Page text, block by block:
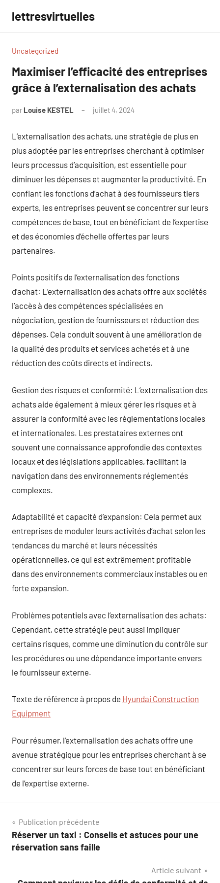
contenu
lettresvirtuelles
Uncategorized
Maximiser l’efficacité des entreprises
grâce à l’externalisation des achats
par Louise KESTEL juillet 4, 2024
L’externalisation des achats, une stratégie de plus en
plus adoptée par les entreprises cherchant à optimiser
leurs processus d’acquisition, est essentielle pour
diminuer les dépenses et augmenter la productivité. En
confiant les fonctions d’achat à des fournisseurs tiers
experts, les entreprises peuvent se concentrer sur leurs
compétences de base, tout en bénéficiant de l’expertise
et des économies d’échelle offertes par leurs
partenaires.
Points positifs de l’externalisation des fonctions
d’achat: L’externalisation des achats offre aux sociétés
l’accès à des compétences spécialisées en
négociation, gestion de fournisseurs et réduction des
dépenses. Cela conduit souvent à une amélioration de
la qualité des produits et services achetés et à une
réduction des coûts directs et indirects.
Gestion des risques et conformité: L’externalisation des
achats aide également à mieux gérer les risques et à
assurer la conformité avec les réglementations locales
et internationales. Les prestataires externes ont
souvent une connaissance approfondie des contextes
locaux et des législations applicables, facilitant la
navigation dans des environnements réglementés
complexes.
Adaptabilité et capacité d’expansion: Cela permet aux
entreprises de moduler leurs activités d’achat selon les
tendances du marché et leurs nécessités
opérationnelles, ce qui est extrêmement profitable
dans des environnements commerciaux instables ou en
forte expansion.
Problèmes potentiels avec l’externalisation des achats:
Cependant, cette stratégie peut aussi impliquer
certains risques, comme une diminution du contrôle sur
les procédures ou une dépendance importante envers
le fournisseur externe.
Texte de référence à propos de Hyundai Construction
Equipment
Pour résumer, l’externalisation des achats offre une
avenue stratégique pour les entreprises cherchant à se
concentrer sur leurs forces de base tout en bénéficiant
de l’expertise externe.
Navigation
de
Publication précédente
Réserver un taxi : Conseils et astuces pour une
réservation sans faille
Article suivant